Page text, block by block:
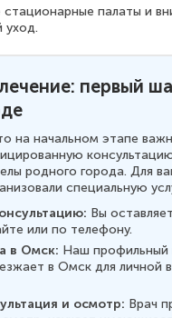
палаты и
уход.
первый
на начальном этапе
родного города. Для
специальную
Вы
или по телефону.
в Омск: Наш профильный
в Омск для личной
и осмотр: Врач